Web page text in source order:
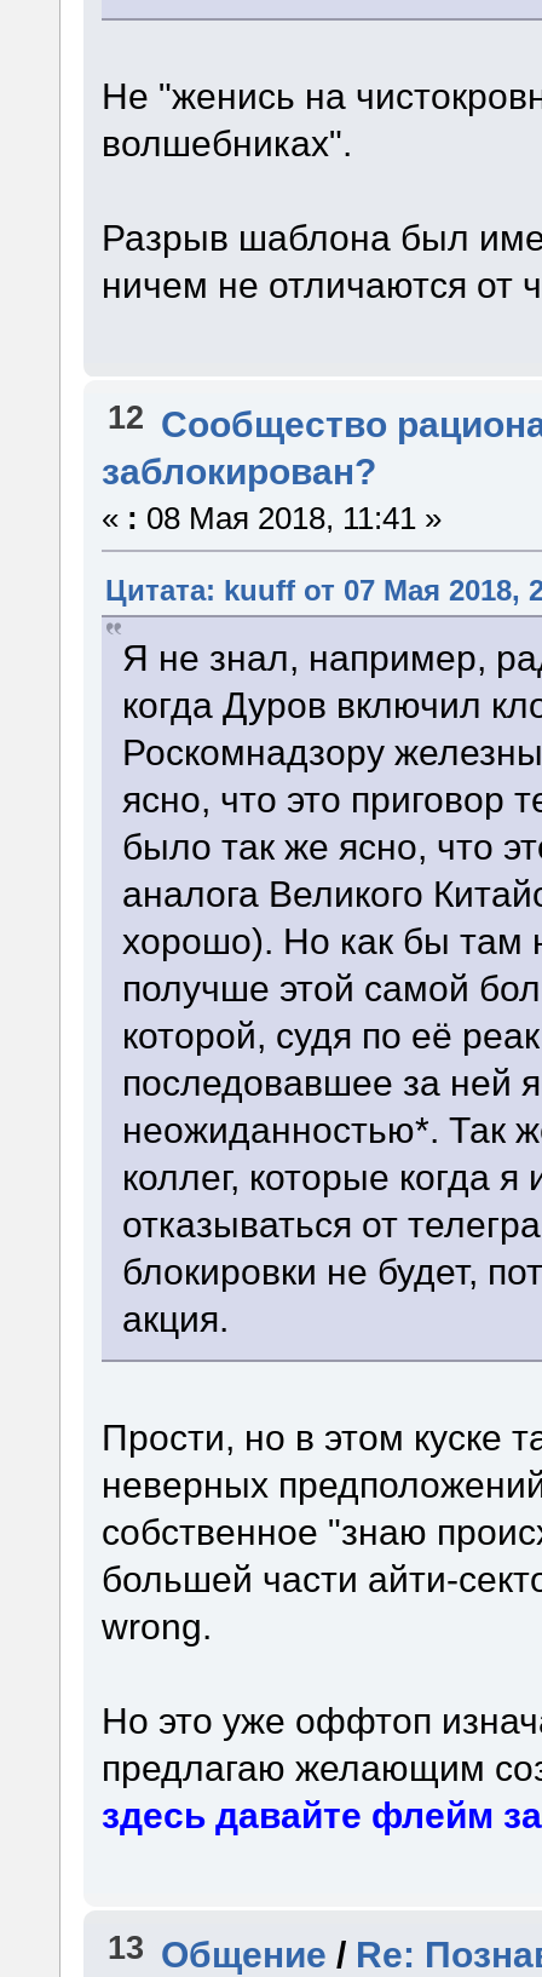
Не "женись на
волшебниках".
Разрыв шаблона был
ничем не отличаются от
12 Сообщество
заблокирован?
« : 08 Мая 2018, 11:41 »
Цитата: kuuff от 07 Мая 2018,
Я не знал, например,
когда Дуров включил
Роскомнадзору
ясно, что это приговор
было так же ясно, что
аналога Великого
хорошо). Но как бы там
получше этой самой
которой, судя по её
последовавшее за ней
неожиданностью*. Так
коллег, которые когда
отказываться от
блокировки не будет,
акция.
Прости, но в этом куске
неверных
собственное "знаю
большей части айти-
wrong.
Но это уже оффтоп
предлагаю желающим
здесь давайте флейм
13 Общение / Re: